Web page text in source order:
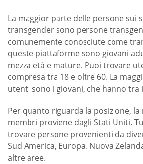
La maggior parte delle persone sui
transgender sono persone
comunemente conosciute come
queste piattaforme sono giovani
mezza età e mature. Puoi trovare
compresa tra 18 e oltre 60. La
utenti sono i giovani, che hanno tra
Per quanto riguarda la posizione,
membri proviene dagli Stati Uniti.
trovare persone provenienti da
Sud America, Europa, Nuova
altre aree.